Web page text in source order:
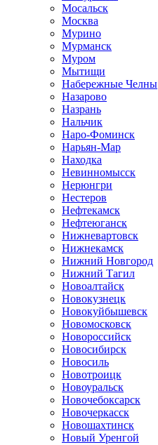
Мосальск
Москва
Мурино
Мурманск
Муром
Мытищи
Набережные Челны
Назарово
Назрань
Нальчик
Наро-Фоминск
Нарьян-Мар
Находка
Невинномысск
Нерюнгри
Нестеров
Нефтекамск
Нефтеюганск
Нижневартовск
Нижнекамск
Нижний Новгород
Нижний Тагил
Новоалтайск
Новокузнецк
Новокуйбышевск
Новомосковск
Новороссийск
Новосибирск
Новосиль
Новотроицк
Новоуральск
Новочебоксарск
Новочеркасск
Новошахтинск
Новый Уренгой